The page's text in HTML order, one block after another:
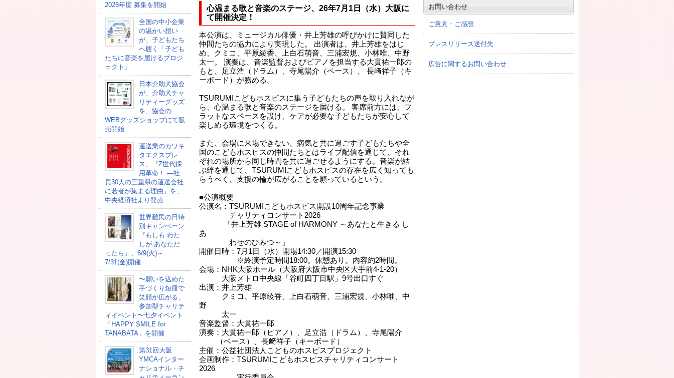
2026年度 募集を開始
全国の中小企業
の温かい想い
が、子どもたち
へ届く「子ども
たちに音楽を届けるプロジ
ェクト」
日本介助犬協会
が、介助犬チャ
リティーグッズ
を、協会の
WEBグッズショップにて販
売開始
運送業のカワキ
タエクスプレ
ス、『Z世代採
用革命！ ―社
員30人の三重県の運送会社
に若者が集まる理由』を、
中央経済社より発売
世界難民の日特
別キャンペーン
『もしも わた
しが あなただ
ったら』、6/9(火)～
7/31(金)開催
〜願いを込めた
手づくり短冊で
笑顔が広がる、
参加型チャリテ
ィイベント〜七夕イベント
「HAPPY SMILE for
TANABATA」を開催
第31回大阪
YMCAインター
ナショナル・チ
心温まる歌と音楽のステージ、26年7月1日（水）大阪に
て開催決定！
本公演は、ミュージカル俳優・井上芳雄の呼びかけに賛同した
仲間たちの協力により実現した。 出演者は、井上芳雄をはじ
め、クミコ、平原綾香、上白石萌音、三浦宏規、小林唯、中野
太一。 演奏は、音楽監督およびピアノを担当する大貫祐一郎の
もと、足立浩（ドラム）、寺尾陽介（ベース）、 長﨑祥子（キ
ーボード）が務める。
TSURUMIこどもホスピスに集う子どもたちの声を取り入れなが
ら、心温まる歌と音楽のステージを届ける。 客席前方には、フ
ラットなスペースを設け、ケアが必要な子どもたちが安心して
楽しめる環境をつくる。
また、会場に来場できない、病気と共に過ごす子どもたちや全
国のこどもホスピスの仲間たちとはライブ配信を通じて、それ
ぞれの場所から同じ時間を共に過ごせるようにする。音楽が結
ぶ絆を通じて、TSURUMIこどもホスピスの存在を広く知っても
らうべく、支援の輪が広がることを願っているという。
■公演概要
公演名：TSURUMIこどもホスピス開設10周年記念事業
チャリティコンサート2026
「井上芳雄 STAGE of HARMONY ～あなたと生きる し
あ
わせのひみつ～」
開催日時：7月1日（水）開場14:30／開演15:30
※終演予定時間18:00。休憩あり。内容約2時間。
会場：NHK大阪ホール（大阪府大阪市中央区大手前4-1-20）
大阪メトロ中央線「谷町四丁目駅」9号出口すぐ
出演：井上芳雄
クミコ、平原綾香、上白石萌音、三浦宏規、小林唯、中
野
太一
音楽監督：大貫祐一郎
演奏：大貫祐一郎（ピアノ）、足立浩（ドラム）、寺尾陽介
（ベース）、長﨑祥子（キーボード）
主催：公益社団法人こどものホスピスプロジェクト
企画制作：TSURUMIこどもホスピスチャリティコンサート
2026
お問い合わせ
ご意見・ご感想
プレスリリース送付先
広告に関するお問い合わせ